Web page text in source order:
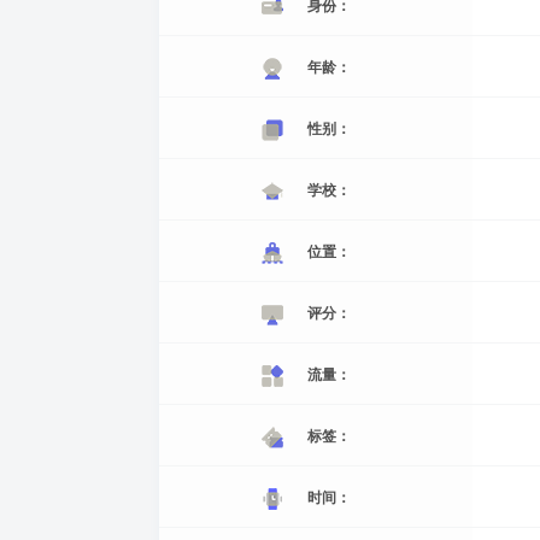
身份：
年龄：
性别：
学校：
位置：
评分：
流量：
标签：
时间：